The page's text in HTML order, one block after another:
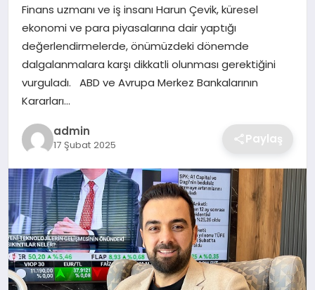
TEKNOLOJI
YAŞAM
Finans uzmanı ve iş insanı Harun Çevik, küresel
ekonomi ve para piyasalarına dair yaptığı
değerlendirmelerde, önümüzdeki dönemde
dalgalanmalara karşı dikkatli olunması gerektiğini
vurguladı. ABD ve Avrupa Merkez Bankalarının
Kararları…
admin
17 Şubat 2025 Paylaş